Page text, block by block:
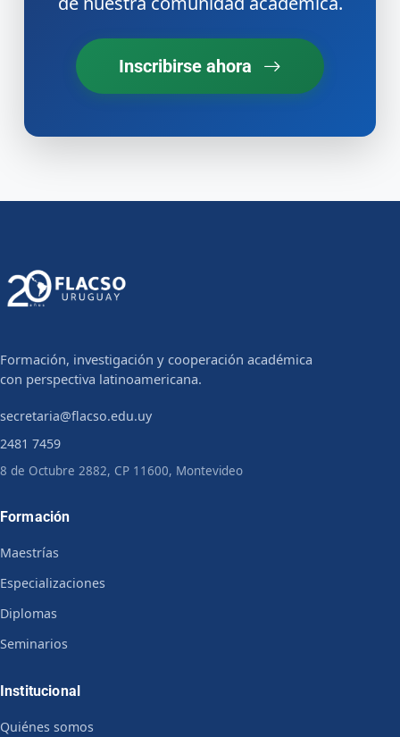
Inscribirse ahora
Formación, investigación y cooperación académica
con perspectiva latinoamericana.
secretaria@flacso.edu.uy
2481 7459
8 de Octubre 2882, CP 11600, Montevideo
Formación
Maestrías
Especializaciones
Diplomas
Seminarios
Institucional
Quiénes somos